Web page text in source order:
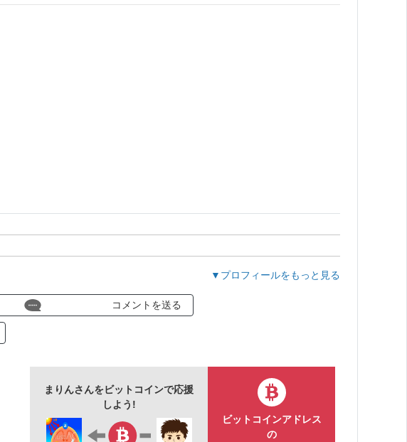
▼プロフィールをもっと見る
コメントを送る
まりんさんをビットコインで応援
しよう!
ビットコインアドレス
の